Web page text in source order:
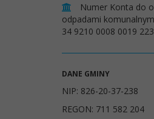
Numer Konta do
odpadami
34 9210 0008 0019
DANE GMINY
NIP: 826-20-37-238
REGON: 711 582 204